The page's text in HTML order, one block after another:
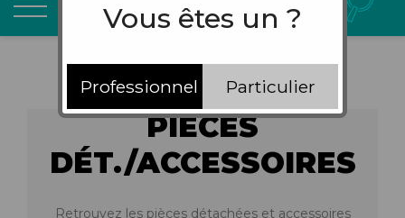
PIÈCES
DÉT./ACCESSOIRES
Retrouvez les pièces détachées et accessoires
Vous êtes un ?
Professionnel Particulier